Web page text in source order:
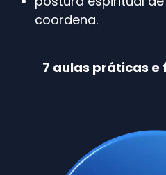
coordena.
7 aulas práticas